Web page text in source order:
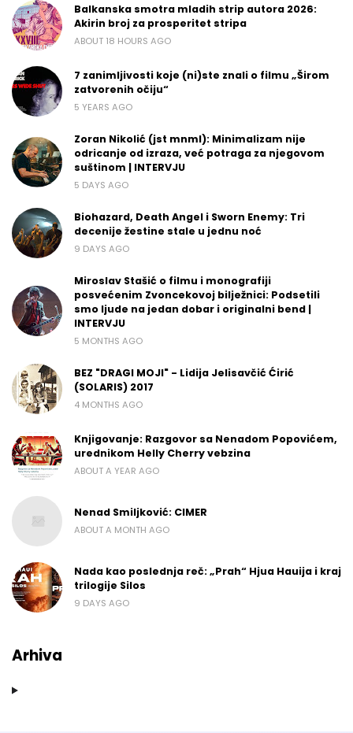
Balkanska smotra mladih strip autora 2026:
Akirin broj za prosperitet stripa
ABOUT 18 HOURS AGO
7 zanimljivosti koje (ni)ste znali o filmu „Širom
zatvorenih očiju“
5 YEARS AGO
Zoran Nikolić (jst mnml): Minimalizam nije
odricanje od izraza, već potraga za njegovom
suštinom | INTERVJU
5 DAYS AGO
Biohazard, Death Angel i Sworn Enemy: Tri
decenije žestine stale u jednu noć
9 DAYS AGO
Miroslav Stašić o filmu i monografiji
posvećenim Zvoncekovoj bilježnici: Podsetili
smo ljude na jedan dobar i originalni bend |
INTERVJU
5 MONTHS AGO
BEZ "DRAGI MOJI" - Lidija Jelisavčić Ćirić
(SOLARIS) 2017
4 MONTHS AGO
Knjigovanje: Razgovor sa Nenadom Popovićem,
urednikom Helly Cherry vebzina
ABOUT A YEAR AGO
Nenad Smiljković: CIMER
ABOUT A MONTH AGO
Nada kao poslednja reč: „Prah“ Hjua Hauija i kraj
trilogije Silos
9 DAYS AGO
Arhiva